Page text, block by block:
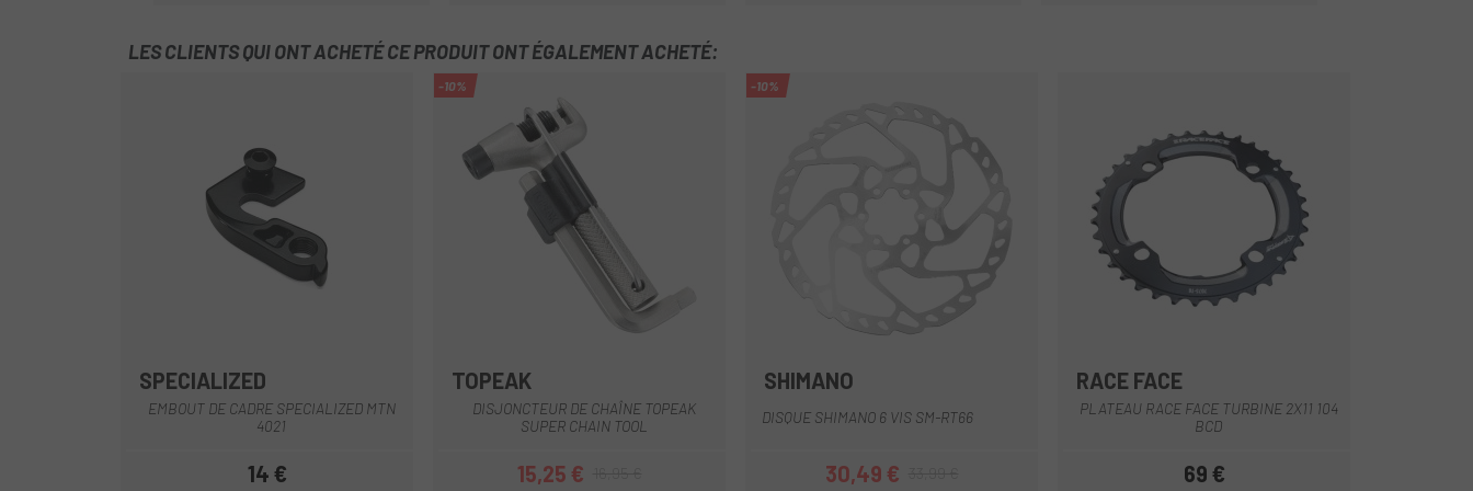
LES CLIENTS QUI ONT ACHETÉ CE PRODUIT ONT ÉGALEMENT ACHETÉ:
SPECIALIZED
EMBOUT DE CADRE SPECIALIZED MTN
4021
Prix
14 €
-10%
TOPEAK
DISJONCTEUR DE CHAÎNE TOPEAK
SUPER CHAIN TOOL
Prix
15,25 €Prix habituel
-10%
SHIMANO
DISQUE SHIMANO 6 VIS SM-RT66
Prix
30,49 €Prix habituel
RACE FACE
PLATEAU RACE FACE TURBINE 2X11 104
BCD
Prix
69 €